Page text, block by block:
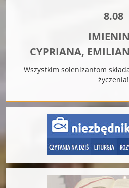
8.08
CYPRIANA,
Wszystkim solenizantom
życzenia!